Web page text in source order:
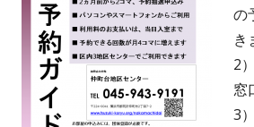
の
き
2
窓
3